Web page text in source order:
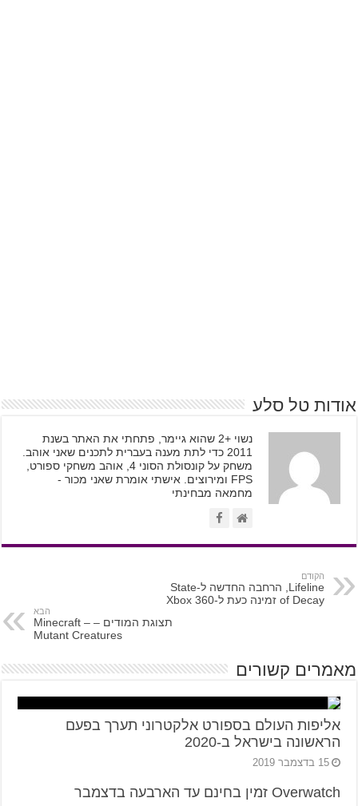
אודות טל סלע
נשוי +2 שהוא גיימר, פתחתי את האתר בשנת
2011 כדי לתת מענה בעברית לתכנים שאני אוהב.
משחק על קונסולת הסוני 4, אוהב משחקי ספורט,
FPS ומירוצים. אישתי אומרת שאני מכור -
מחמאה מבחינתי
הקודם
Lifeline, הרחבה החדשה ל-State
of Decay זמינה כעת ל-Xbox 360
הבא
תצוגת המודים – Minecraft –
Mutant Creatures
מאמרים קשורים
אליפות העולם בספורט אלקטרוני תערך בפעם
הראשונה בישראל ב-2020
15 בדצמבר 2019
Overwatch זמין בחינם עד הארבעה בדצמבר